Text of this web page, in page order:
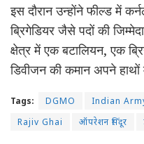
इस दौरान उन्होंने फील्ड में
ब्रिगेडियर जैसे पदों की
क्षेत्र में एक बटालियन, एक
डिवीजन की कमान अपने हाथों
Tags: DGMO Indian
Rajiv Ghai
ऑपरेशन सिंदूर